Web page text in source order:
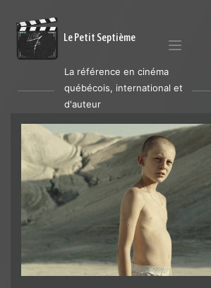
Le Petit Septième
La référence en cinéma
québécois, international et
d'auteur